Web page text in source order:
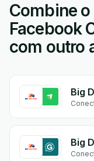
Combine
Facebook
com outro
Big
Big